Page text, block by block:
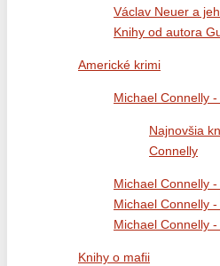
Václav Neuer a
Knihy od autora
Americké krimi
Michael Connelly
Najnovšia
Connelly
Michael Connelly
Michael Connelly
Michael Connelly
Knihy o mafii